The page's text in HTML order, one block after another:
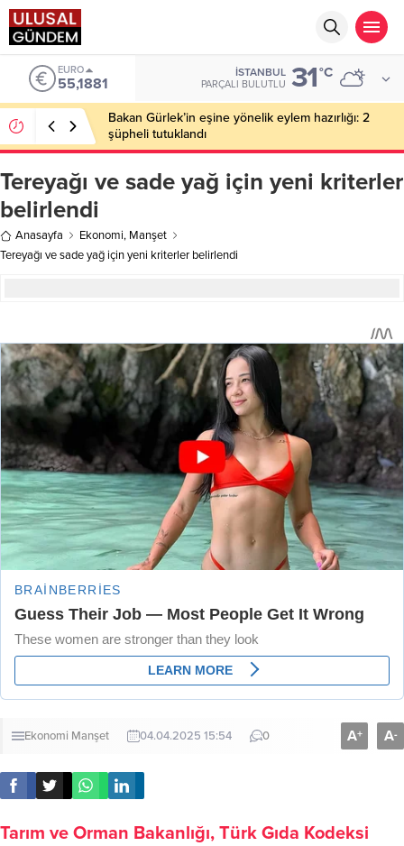
ALTIN
6.660,55
İSTANBUL
PARÇALI BULUTLU 31°C
Ahbap Derneği’nde milyonluk vurgun iddiası: Haluk
Levent ve Ekibine gözaltı
Tereyağı ve sade yağ için yeni kriterler
belirlendi
Anasayfa Ekonomi, Manşet
Tereyağı ve sade yağ için yeni kriterler belirlendi
Ekonomi Manşet 04.04.2025 15:54 0 A+ A-
Tarım ve Orman Bakanlığı, Türk Gıda Kodeksi